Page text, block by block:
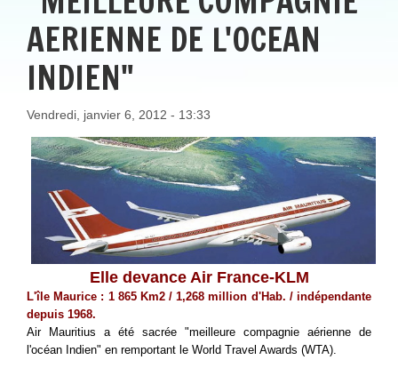
AERIENNE DE L'OCEAN
INDIEN"
Vendredi, janvier 6, 2012 - 13:33
Elle devance Air France-KLM
L'île Maurice : 1 865 Km2 / 1,268 million d'Hab. / indépendante
depuis 1968.
Air Mauritius a été sacrée "meilleure compagnie aérienne de
l'océan Indien" en remportant le World Travel Awards (WTA).